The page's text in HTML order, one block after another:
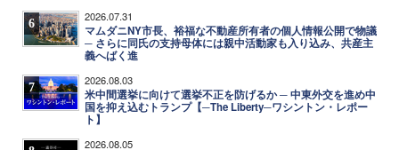
6 2026.07.31
マムダニNY市長、裕福な不動産所有者の個人情報公開で物議
─ さらに同氏の支持母体には親中活動家も入り込み、共産主
義へばく進
7 2026.08.03
米中間選挙に向けて選挙不正を防げるか ─ 中東外交を進め中
国を抑え込むトランプ【─The Liberty─ワシントン・レポー
ト】
2026.08.05